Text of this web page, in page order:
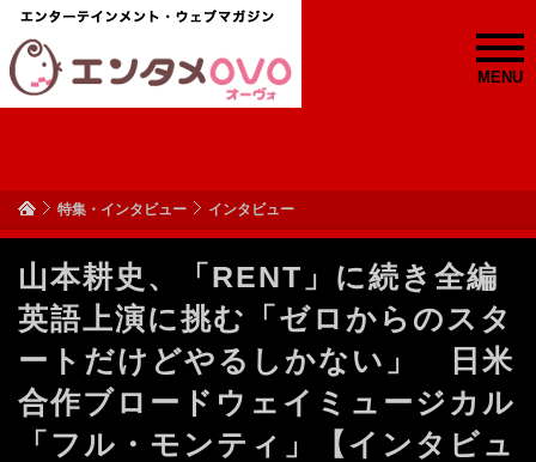
MENU
特集・インタビュー インタビュー
山本耕史、「RENT」に続き全編
英語上演に挑む「ゼロからのスタ
ートだけどやるしかない」 日米
合作ブロードウェイミュージカル
「フル・モンティ」【インタビュ